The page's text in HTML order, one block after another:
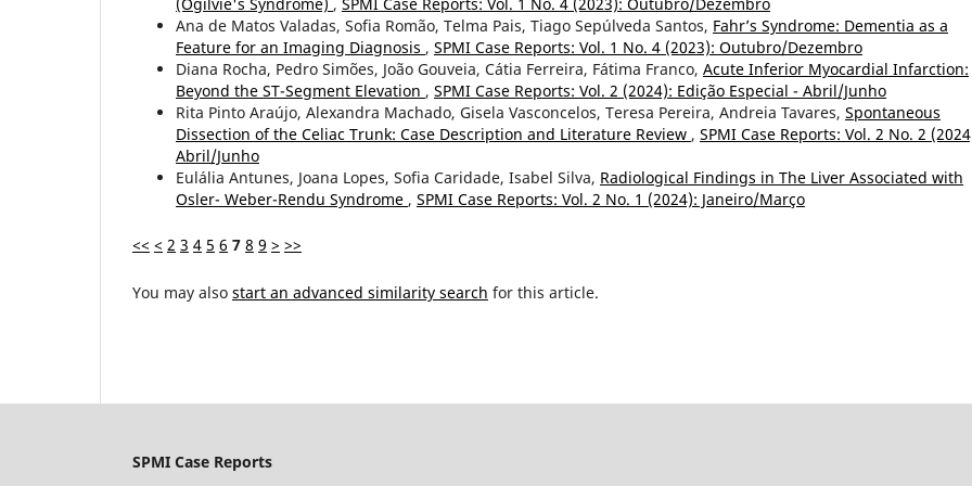
(Ogilvie's Syndrome) , SPMI Case Reports: Vol. 1 No. 4 (2023): Outubro/Dezembro
Ana de Matos Valadas, Sofia Romão, Telma Pais, Tiago Sepúlveda Santos, Fahr’s Syndrome: Dementia as a
Feature for an Imaging Diagnosis , SPMI Case Reports: Vol. 1 No. 4 (2023): Outubro/Dezembro
Diana Rocha, Pedro Simões, João Gouveia, Cátia Ferreira, Fátima Franco, Acute Inferior Myocardial Infarction:
Beyond the ST-Segment Elevation , SPMI Case Reports: Vol. 2 (2024): Edição Especial - Abril/Junho
Rita Pinto Araújo, Alexandra Machado, Gisela Vasconcelos, Teresa Pereira, Andreia Tavares, Spontaneous
Dissection of the Celiac Trunk: Case Description and Literature Review , SPMI Case Reports: Vol. 2 No. 2
Abril/Junho
Eulália Antunes, Joana Lopes, Sofia Caridade, Isabel Silva, Radiological Findings in The Liver Associated with
Osler- Weber-Rendu Syndrome , SPMI Case Reports: Vol. 2 No. 1 (2024): Janeiro/Março
<< < 2 3 4 5 6 7 8 9 > >>
You may also start an advanced similarity search for this article.
SPMI Case Reports